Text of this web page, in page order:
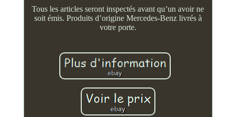
Tous les articles seront inspectés avant qu’un avoir ne
soit émis. Produits d’origine Mercedes-Benz livrés à
votre porte.